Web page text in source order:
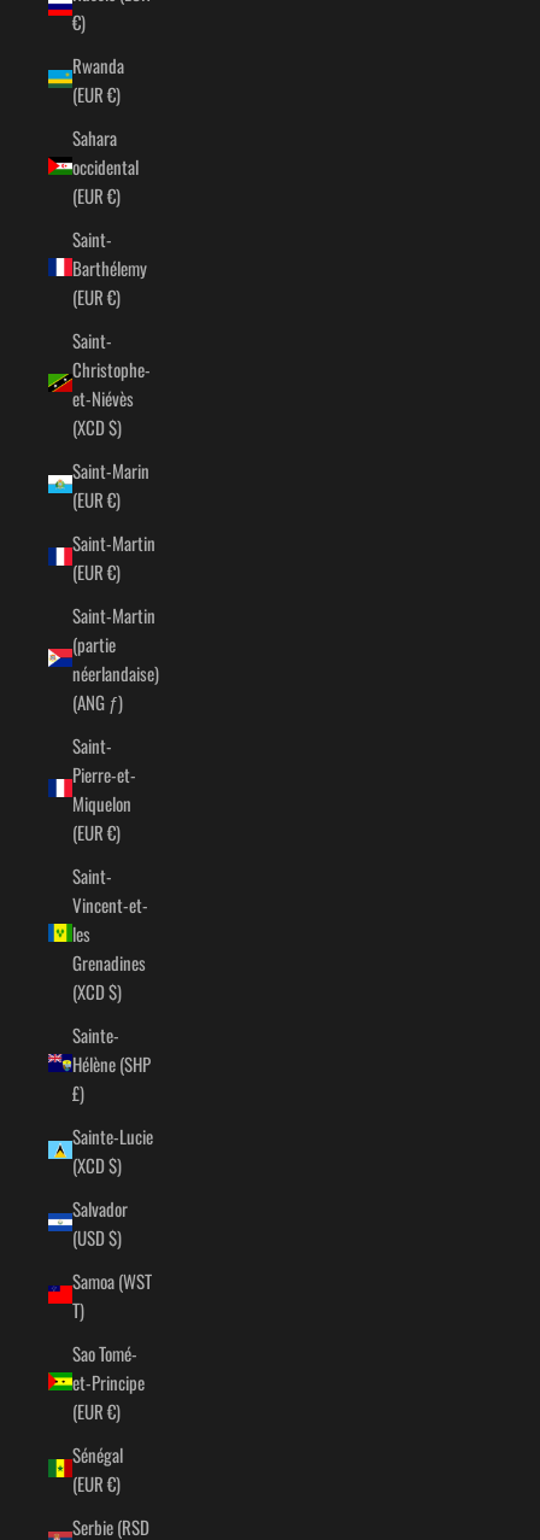
€)
Rwanda
(EUR €)
Sahara
occidental
(EUR €)
Saint-
Barthélemy
(EUR €)
Saint-
Christophe-
et-Niévès
(XCD $)
Saint-Marin
(EUR €)
Saint-Martin
(EUR €)
Saint-Martin
(partie
néerlandaise)
(ANG ƒ)
Saint-
Pierre-et-
Miquelon
(EUR €)
Saint-
Vincent-et-
les
Grenadines
(XCD $)
Sainte-
Hélène (SHP
£)
Sainte-Lucie
(XCD $)
Salvador
(USD $)
Samoa (WST
T)
Sao Tomé-
et-Principe
(EUR €)
Sénégal
(EUR €)
Serbie (RSD